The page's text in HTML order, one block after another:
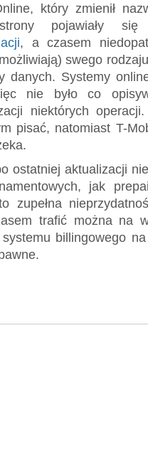
który zmienił
pojawiały
, a czasem
swego
danych. Systemy
nie było co
niektórych
pisać, natomiast T-
ostatniej aktualizacji
jak
zupełna
trafić można na
billingowego